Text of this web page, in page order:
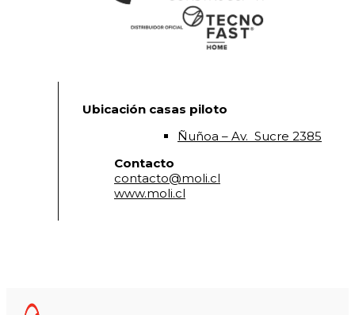
Ubicación casas piloto
Ñuñoa – Av. Sucre 2385
Contacto
contacto@moli.cl
www.moli.cl